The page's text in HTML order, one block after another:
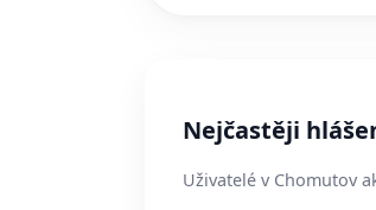
Nejčastěji
Uživatelé v Chomutov